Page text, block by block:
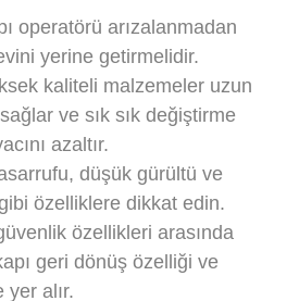
operatörü arızalanmadan
yerine getirmelidir.
kaliteli malzemeler uzun
ve sık sık değiştirme
azaltır.
düşük gürültü ve
özelliklere dikkat edin.
özellikleri arasında
geri dönüş özelliği ve
alır.